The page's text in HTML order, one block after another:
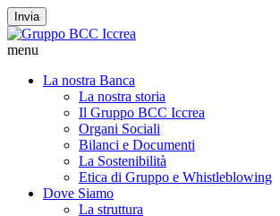
Invia
menu
La nostra Banca
La nostra storia
Il Gruppo BCC Iccrea
Organi Sociali
Bilanci e Documenti
La Sostenibilità
Etica di Gruppo e Whistleblowing
Dove Siamo
La struttura